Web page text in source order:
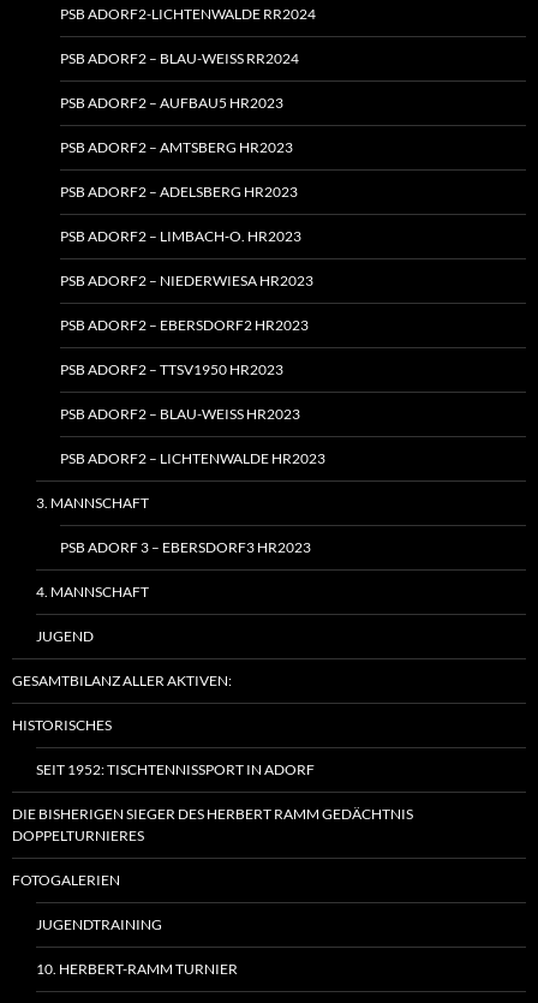
PSB ADORF2-LICHTENWALDE RR2024
PSB ADORF2 – BLAU-WEISS RR2024
PSB ADORF2 – AUFBAU5 HR2023
PSB ADORF2 – AMTSBERG HR2023
PSB ADORF2 – ADELSBERG HR2023
PSB ADORF2 – LIMBACH‑O. HR2023
PSB ADORF2 – NIEDERWIESA HR2023
PSB ADORF2 – EBERSDORF2 HR2023
PSB ADORF2 – TTSV1950 HR2023
PSB ADORF2 – BLAU-WEISS HR2023
PSB ADORF2 – LICHTENWALDE HR2023
3. MANNSCHAFT
PSB ADORF 3 – EBERSDORF3 HR2023
4. MANNSCHAFT
JUGEND
GESAMTBILANZ ALLER AKTIVEN:
HISTORISCHES
SEIT 1952: TISCHTENNISSPORT IN ADORF
DIE BISHERIGEN SIEGER DES HERBERT RAMM GEDÄCHTNIS
DOPPELTURNIERES
FOTOGALERIEN
JUGENDTRAINING
10. HERBERT-RAMM TURNIER